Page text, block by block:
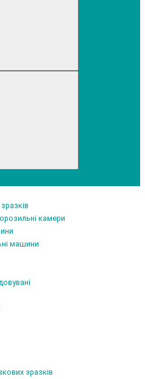
камери
машини
зразків